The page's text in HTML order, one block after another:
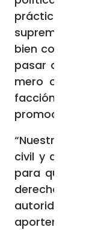
práctica, en
suprema del
bien común […]
pasar del
mero
facción a
promoción de
“Nuestro
civil y a sus
para que no
derecho y
aportemos